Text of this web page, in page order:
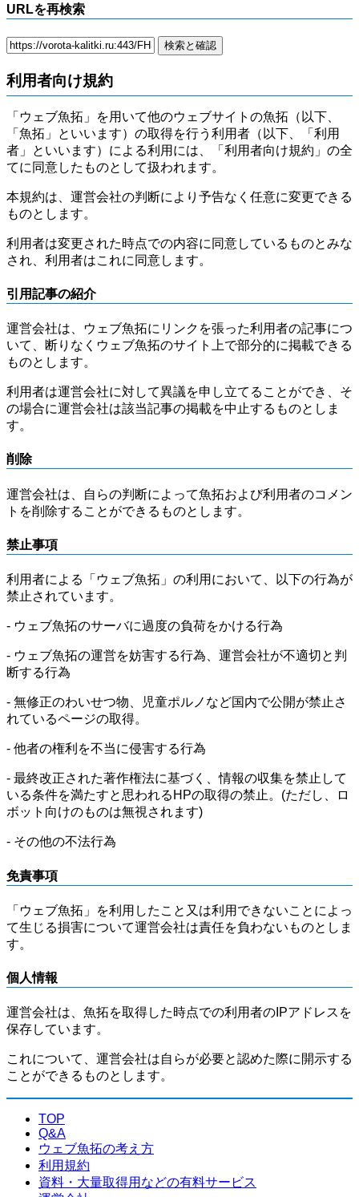
URLを再検索
利用者向け規約
「ウェブ魚拓」を用いて他のウェブサイトの魚拓（以下、
「魚拓」といいます）の取得を行う利用者（以下、「利用
者」といいます）による利用には、「利用者向け規約」の全
てに同意したものとして扱われます。
本規約は、運営会社の判断により予告なく任意に変更できる
ものとします。
利用者は変更された時点での内容に同意しているものとみな
され、利用者はこれに同意します。
引用記事の紹介
運営会社は、ウェブ魚拓にリンクを張った利用者の記事につ
いて、断りなくウェブ魚拓のサイト上で部分的に掲載できる
ものとします。
利用者は運営会社に対して異議を申し立てることができ、そ
の場合に運営会社は該当記事の掲載を中止するものとしま
す。
削除
運営会社は、自らの判断によって魚拓および利用者のコメン
トを削除することができるものとします。
禁止事項
利用者による「ウェブ魚拓」の利用において、以下の行為が
禁止されています。
- ウェブ魚拓のサーバに過度の負荷をかける行為
- ウェブ魚拓の運営を妨害する行為、運営会社が不適切と判
断する行為
- 無修正のわいせつ物、児童ポルノなど国内で公開が禁止さ
れているページの取得。
- 他者の権利を不当に侵害する行為
- 最終改正された著作権法に基づく、情報の収集を禁止して
いる条件を満たすと思われるHPの取得の禁止。(ただし、ロ
ボット向けのものは無視されます)
- その他の不法行為
免責事項
「ウェブ魚拓」を利用したこと又は利用できないことによっ
て生じる損害について運営会社は責任を負わないものとしま
す。
個人情報
運営会社は、魚拓を取得した時点での利用者のIPアドレスを
保存しています。
これについて、運営会社は自らが必要と認めた際に開示する
ことができるものとします。
TOP
Q&A
ウェブ魚拓の考え方
利用規約
資料・大量取得用などの有料サービス